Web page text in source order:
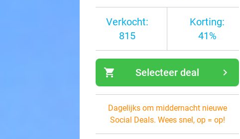
Verkocht:
815
Korting:
41%
shopping_cart navigate_next
Selecteer deal
Dagelijks om middernacht nieuwe
Social Deals. Wees snel, op = op!